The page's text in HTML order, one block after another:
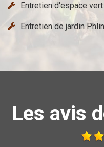
Entretien d'espace
Entretien de jardin
Les avis